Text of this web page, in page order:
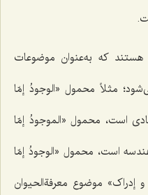
که به‌عنوان موضوعات
مثلاً محمول «الوجودُ إمّا
است، محمول «الموجودُ إمّا
است، محمول «الوجودُ إمّا
إدراک» موضوع معرفةالحیوان